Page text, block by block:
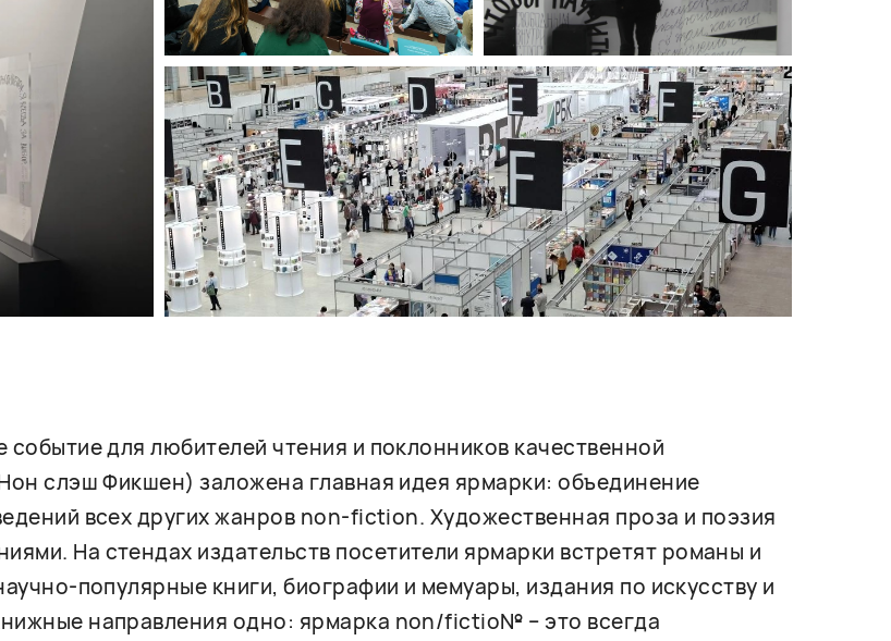
событие для любителей чтения и поклонников качественной
слэш Фикшен) заложена главная идея ярмарки: объединение
всех других жанров non-fiction. Художественная проза и поэзия
На стендах издательств посетители ярмарки встретят романы и
популярные книги, биографии и мемуары, издания по искусству и
направления одно: ярмарка non/fictio№ – это всегда